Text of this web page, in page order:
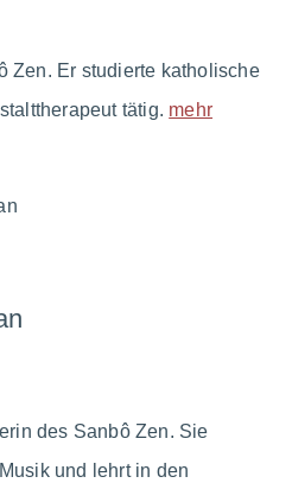
Zen. Er studierte katholische
tätig. mehr
des Sanbô Zen. Sie
und lehrt in den